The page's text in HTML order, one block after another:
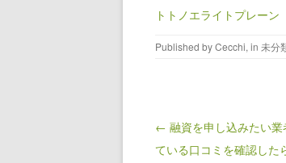
トトノエライトプレー
Published byCecchi, in 未分
Post navigation
← 融資を申し込みたい
ている口コミを確認した